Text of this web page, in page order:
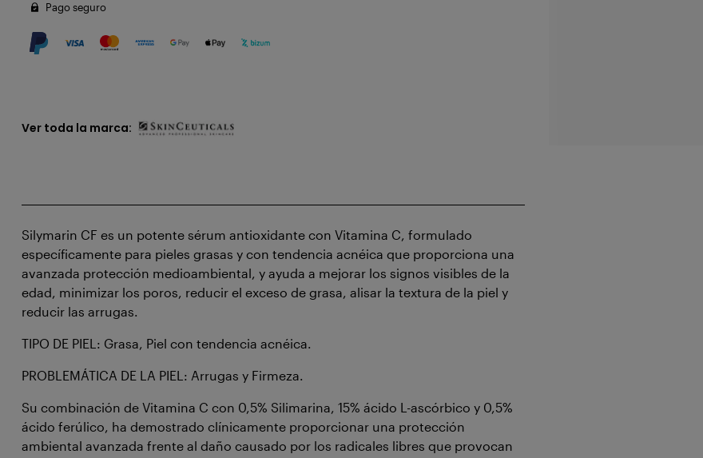
Ver toda la marca:
Silymarin CF es un potente sérum antioxidante con Vitamina C, formulado
específicamente para pieles grasas y con tendencia acnéica que proporciona una
avanzada protección medioambiental, y ayuda a mejorar los signos visibles de la
edad, minimizar los poros, reducir el exceso de grasa, alisar la textura de la piel y
reducir las arrugas.
TIPO DE PIEL: Grasa, Piel con tendencia acnéica.
PROBLEMÁTICA DE LA PIEL: Arrugas y Firmeza.
Su combinación de Vitamina C con 0,5% Silimarina, 15% ácido L-ascórbico y 0,5%
ácido ferúlico, ha demostrado clínicamente proporcionar una protección
ambiental avanzada frente al daño causado por los radicales libres que provocan
Pago seguro